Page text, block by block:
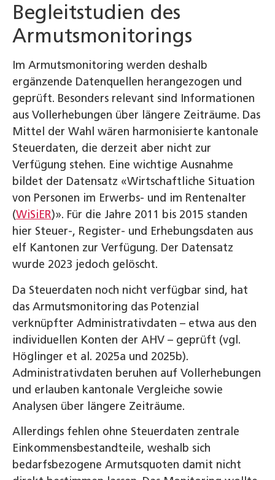
Begleitstudien des
Armutsmonitorings
Im Armutsmonitoring werden deshalb
ergänzende Datenquellen herangezogen und
geprüft. Besonders relevant sind Informationen
aus Vollerhebungen über längere Zeiträume. Das
Mittel der Wahl wären harmonisierte kantonale
Steuerdaten, die derzeit aber nicht zur
Verfügung stehen. Eine wichtige Ausnahme
bildet der Datensatz «Wirtschaftliche Situation
von Personen im Erwerbs- und im Rentenalter
(WiSiER)». Für die Jahre 2011 bis 2015 standen
hier Steuer-, Register- und Erhebungsdaten aus
elf Kantonen zur Verfügung. Der Datensatz
wurde 2023 jedoch gelöscht.
Da Steuerdaten noch nicht verfügbar sind, hat
das Armutsmonitoring das Potenzial
verknüpfter Administrativdaten – etwa aus den
individuellen Konten der AHV – geprüft (vgl.
Höglinger et al. 2025a und 2025b).
Administrativdaten beruhen auf Vollerhebungen
und erlauben kantonale Vergleiche sowie
Analysen über längere Zeiträume.
Allerdings fehlen ohne Steuerdaten zentrale
Einkommensbestandteile, weshalb sich
bedarfsbezogene Armutsquoten damit nicht